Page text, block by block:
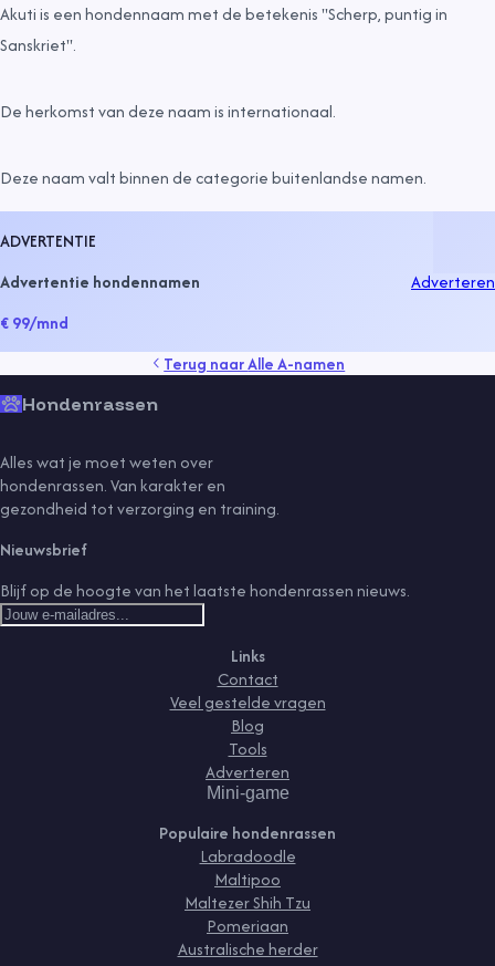
Akuti is een hondennaam met de betekenis "Scherp, puntig in
Sanskriet".
De herkomst van deze naam isinternationaal.
Deze naam valt binnen de categoriebuitenlandse namen.
ADVERTENTIE
Advertentie hondennamen
€ 99/mnd
Adverteren
Terug naarAlle A-namen
Hondenrassen
Alles wat je moet weten over
hondenrassen. Van karakter en
gezondheid tot verzorging en training.
Nieuwsbrief
Blijf op de hoogte van het laatste hondenrassen nieuws.
Links
Contact
Veel gestelde vragen
Blog
Tools
Adverteren
Mini-game
Populaire hondenrassen
Labradoodle
Maltipoo
Maltezer Shih Tzu
Pomeriaan
Australische herder